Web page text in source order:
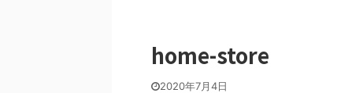
home-store
2020年7月4日